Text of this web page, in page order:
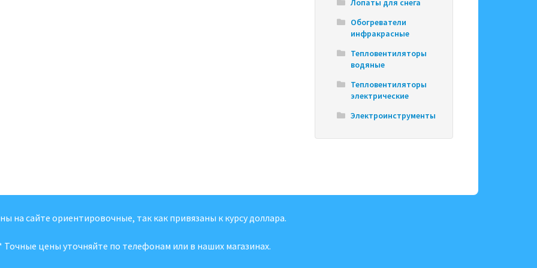
Лопаты для снега
Обогреватели
инфракрасные
Тепловентиляторы
водяные
Тепловентиляторы
электрические
Электроинструменты
на сайте ориентировочные, так как привязаны к курсу доллара.
Точные цены уточняйте по телефонам или в наших магазинах.